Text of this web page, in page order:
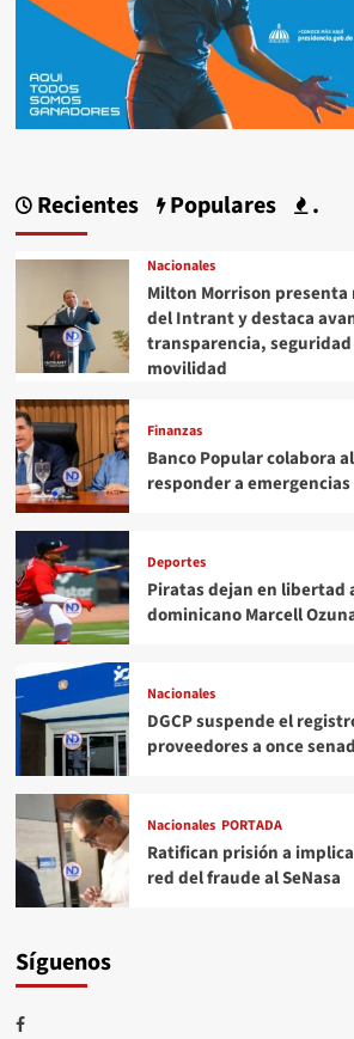
Recientes Populares .
Nacionales
Milton Morrison presenta
del Intrant y destaca
transparencia,
movilidad
Finanzas
Banco Popular colabora al
responder a emergencias
Deportes
Piratas dejan en libertad
dominicano Marcell
Nacionales
DGCP suspende el
proveedores a once
Nacionales PORTADA
Ratifican prisión a
red del fraude al SeNasa
Síguenos